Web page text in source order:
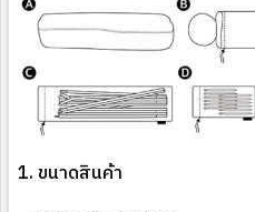
1. ขนาดสินค้า